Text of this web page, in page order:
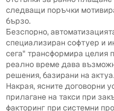
следващи поръчки
бързо.
Безспорно,
специализиран софтуер и
сега" трансформира целия
реално време дава
решения, базирани на
Накрая, ясните договорни
прилагане на такси при
факторинг при системни